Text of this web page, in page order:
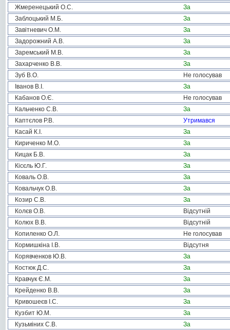
Жмеренецький О.С.
За
Заблоцький М.Б.
За
Завітневич О.М.
За
Задорожний А.В.
За
Заремський М.В.
За
Захарченко В.В.
За
Зуб В.О.
Не голосував
Іванов В.І.
За
Кабанов О.Є.
Не голосував
Кальченко С.В.
За
Каптєлов Р.В.
Утримався
Касай К.І.
За
Кириченко М.О.
За
Кицак Б.В.
За
Кісєль Ю.Г.
За
Коваль О.В.
За
Ковальчук О.В.
За
Козир С.В.
За
Колєв О.В.
Відсутній
Колюх В.В.
Відсутній
Копиленко О.Л.
Не голосував
Кормишкіна І.В.
Відсутня
Корявченков Ю.В.
За
Костюк Д.С.
За
Кравчук Є.М.
За
Крейденко В.В.
За
Кривошеєв І.С.
За
Кузбит Ю.М.
За
Кузьміних С.В.
За